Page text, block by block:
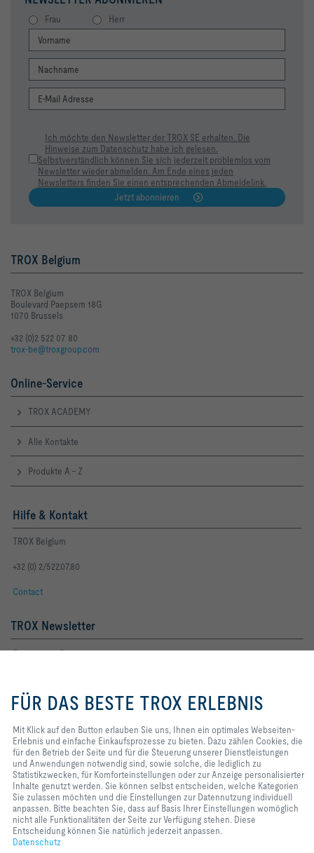
Frau Herr
Ich möchte den Newsletter der TROX SE erhalten. Die
Hinweise zum Datenschutz habe ich gelesen.
Selbstverständlich können Sie sich jederzeit problemlos vom
Newsletter wieder abmelden. Am Ende eines jeden
Newsletters finden Sie einen entsprechenden Abmeldelink.
Jetzt abonnieren
TROX Belgium
TROX Belgium
Boulevard Paepsem 18G
1070 Brussels
+32 (0)2 522 07 80
trox-be@troxgroup.com
Online-Service
TROX ACADEMY
Alle Kontakte
Produkte A - Z
Hilfe & Kontakt
TROX Belgium
+32 (0) 2/522.07.80
Contact
TROX Newsletter
Newsletter footer form legal terms Jetzt abonnieren
Home Kontakt Impressum AGB Datenschutz Disclaimer
2026 © TROX Austria GmbH
Sie uns, Ihnen ein optimales
Webseiten-Erlebnis und einfache
zählen Cookies, die für den Betrieb
der Seite und für die Steuerung
unserer Dienstleistungen und
Anwendungen notwendig sind,
sowie solche, die lediglich zu
Statistikzwecken, für
Komforteinstellungen oder zur
Anzeige personalisierter Inhalte
genutzt werden. Sie können selbst
entscheiden, welche Kategorien
FÜR DAS BESTE TROX ERLEBNIS
Mit Klick auf den Button erlauben Sie uns, Ihnen ein optimales Webseiten-
Erlebnis und einfache Einkaufsprozesse zu bieten. Dazu zählen Cookies, die
für den Betrieb der Seite und für die Steuerung unserer Dienstleistungen
und Anwendungen notwendig sind, sowie solche, die lediglich zu
Statistikzwecken, für Komforteinstellungen oder zur Anzeige personalisierter
Inhalte genutzt werden. Sie können selbst entscheiden, welche Kategorien
Sie zulassen möchten und die Einstellungen zur Datennutzung individuell
anpassen. Bitte beachten Sie, dass auf Basis Ihrer Einstellungen womöglich
nicht alle Funktionalitäten der Seite zur Verfügung stehen. Diese
Entscheidung können Sie natürlich jederzeit anpassen.
Datenschutz